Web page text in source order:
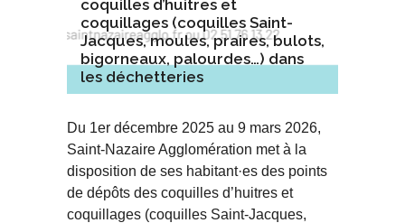
coquilles d’huitres et
coquillages (coquilles Saint-
Jacques, moules, praires, bulots,
bigorneaux, palourdes…) dans
les déchetteries
Du 1er décembre 2025 au 9 mars 2026,
Saint-Nazaire Agglomération met à la
disposition de ses habitant·es des points
de dépôts des coquilles d’huitres et
coquillages (coquilles Saint-Jacques,